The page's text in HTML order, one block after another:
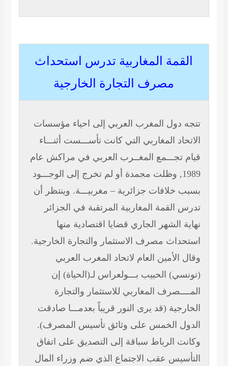
القمة المغاربية تدرس استحداث
مصرف التجارة الخارجية
تتجه دول المغرب العربي إلى احياء مؤسسات
الاتحاد المغاربي التي كانت تأســـست أثنـــاء
قيام تجـــمع المغــرب العربي في مراكش عام
1989, وظلت مجمدة أو لم تخرج إلى الوجـــود
بسبب خلافات جزائرية – مغربيـــة. وينتظر أن
تدرس القمة المغاربية المرتقبة في الجزائر
نهاية الشهر الجاري قضايا اقتصادية منها
استحداث مصرف الاستثمار والتجارة الخارجية.
وقال الأمين العام لاتحاد المغرب العربي
(تونسي) الحبيب بـــولعراس لـ(الحياة) إن
المــــصرف المغاربي للاستثمار والتجارة
الخارجية (قد يرى النور قريباً بعدمـــا صادقت
الدول الخمس على وثائق تأسيس المصرف).
وكانت الرباط سباقة إلى التصديق على اتفاق
التأسيس عقب الاجتماع الذي ضم وزراء المال